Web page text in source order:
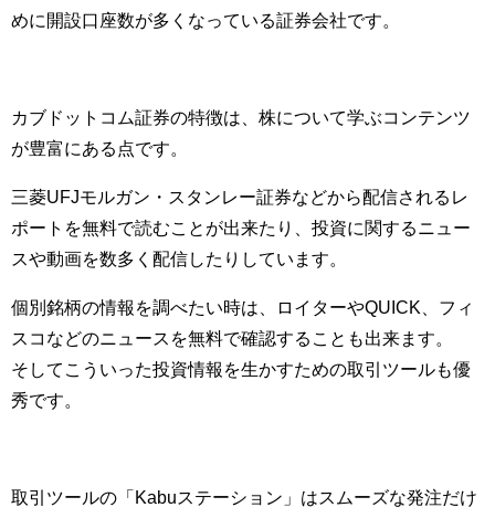
めに開設口座数が多くなっている証券会社です。
カブドットコム証券の特徴は、株について学ぶコンテンツ
が豊富にある点です。
三菱UFJモルガン・スタンレー証券などから配信されるレ
ポートを無料で読むことが出来たり、投資に関するニュー
スや動画を数多く配信したりしています。
個別銘柄の情報を調べたい時は、ロイターやQUICK、フィ
スコなどのニュースを無料で確認することも出来ます。
そしてこういった投資情報を生かすための取引ツールも優
秀です。
取引ツールの「Kabuステーション」はスムーズな発注だけ